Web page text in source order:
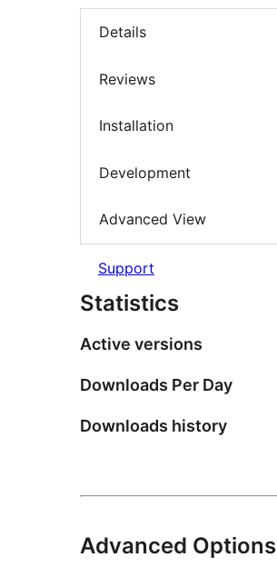
Details
Reviews
Installation
Development
Advanced View
Support
Statistics
Active versions
Downloads Per Day
Downloads history
Advanced Options